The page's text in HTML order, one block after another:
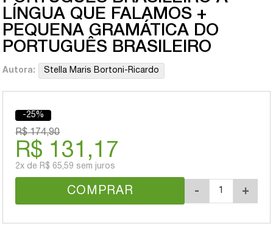
LÍNGUA QUE FALAMOS +
PEQUENA GRAMÁTICA DO
PORTUGUÊS BRASILEIRO
Autora: Stella Maris Bortoni-Ricardo
-25%
R$ 174,90
R$ 131,17
2x de R$ 65,59 sem juros
COMPRAR - +